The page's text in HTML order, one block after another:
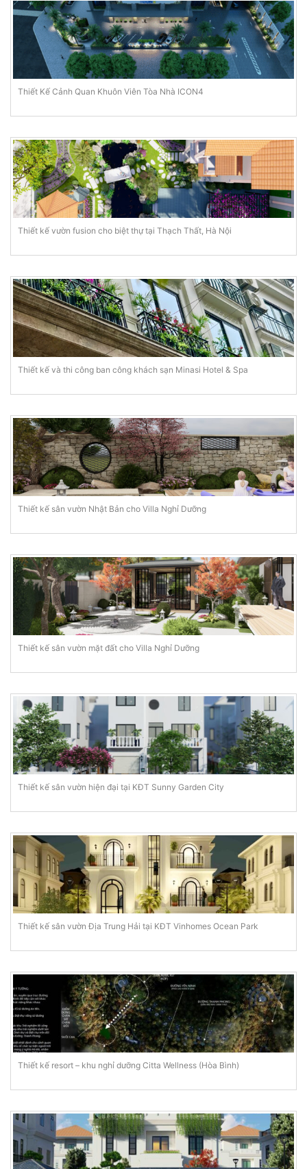
Thiết Kế Cảnh Quan Khuôn Viên Tòa Nhà ICON4
Thiết kế vườn fusion cho biệt thự tại Thạch Thất, Hà Nội
Thiết kế và thi công ban công khách sạn Minasi Hotel & Spa
Thiết kế sân vườn Nhật Bản cho Villa Nghỉ Dưỡng
Thiết kế sân vườn mặt đất cho Villa Nghỉ Dưỡng
Thiết kế sân vườn hiện đại tại KĐT Sunny Garden City
Thiết kế sân vườn Địa Trung Hải tại KĐT Vinhomes Ocean Park
Thiết kế resort – khu nghỉ dưỡng Citta Wellness (Hòa Bình)